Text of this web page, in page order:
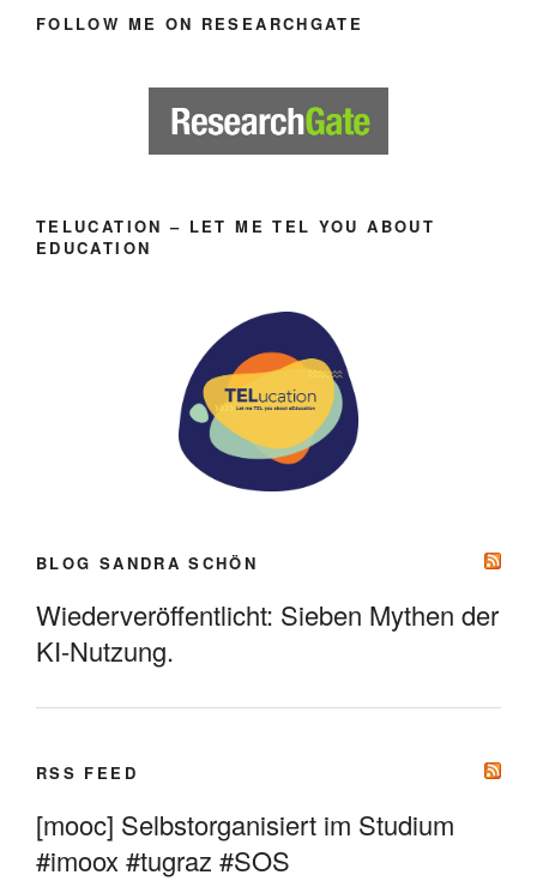
FOLLOW ME ON RESEARCHGATE
TELUCATION – LET ME TEL YOU ABOUT
EDUCATION
BLOG SANDRA SCHÖN
Wiederveröffentlicht: Sieben Mythen der
KI-Nutzung.
RSS FEED
[mooc] Selbstorganisiert im Studium
#imoox #tugraz #SOS